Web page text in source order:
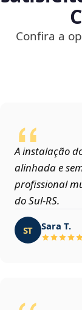
Confira a
A instalação
alinhada e
profissional
do Sul‑RS.
ST Sara T.